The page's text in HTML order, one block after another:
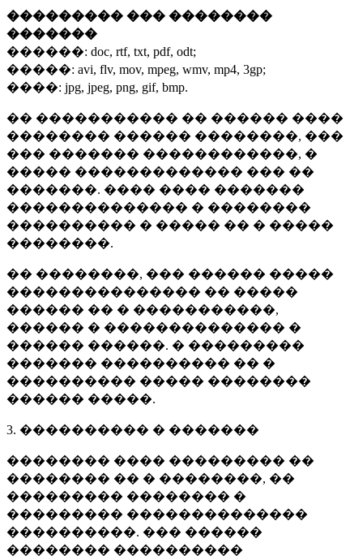
��������� ��� ��������
�������
������: doc, rtf, txt, pdf, odt;
�����: avi, flv, mov, mpeg, wmv, mp4, 3gp;
����: jpg, jpeg, png, gif, bmp.
�� ����������� �� ������ ����
�������� ������ ��������, ���
��� ������� ������������, �
����� ������������� ��� ��
�������. ���� ���� �������
�������������� � ��������
���������� � ����� �� � �����
��������.
�� ��������, ��� ������ �����
��������������� �� �����
������ �� � �����������,
������ � �������������� �
������ ������. � ���������
������� ���������� �� �
���������� ����� ��������
������ �����.
3. ���������� � �������
�������� ���� ��������� ��
�������� �� � ��������, ��
��������� �������� �
��������� ��������������
����������. ��� ������
�������� ����������